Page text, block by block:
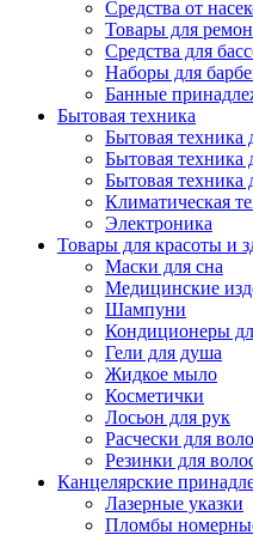
Средства от
Товары для
Средства для
Наборы для
Банные
Бытовая техника
Бытовая техника
Бытовая техника
Бытовая техника
Климатическая
Электроника
Товары для красоты и
Маски для сна
Медицинские
Шампуни
Кондиционеры
Гели для душа
Жидкое мыло
Косметички
Лосьон для рук
Расчески для
Резинки для
Канцелярские
Лазерные указки
Пломбы